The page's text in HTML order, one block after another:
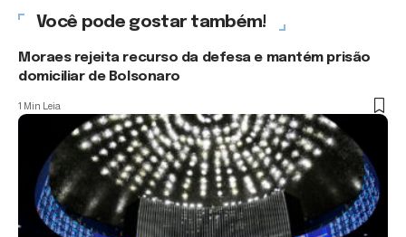
Você pode gostar também!
Moraes rejeita recurso da defesa e mantém prisão
domiciliar de Bolsonaro
1 Min Leia